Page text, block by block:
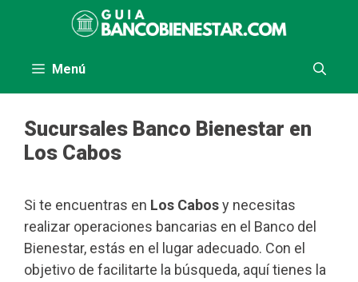
Menú
Sucursales Banco Bienestar en
Los Cabos
Si te encuentras en Los Cabosy necesitas
realizar operaciones bancarias en el Banco del
Bienestar, estás en el lugar adecuado. Con el
objetivo de facilitarte la búsqueda, aquí tienes la